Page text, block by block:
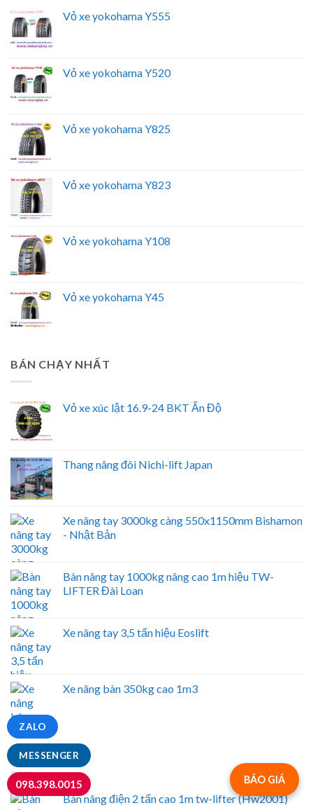
MESSENGER
ZALO
098.398.0015
Vỏ xe yokohama Y555
Vỏ xe yokohama Y520
Vỏ xe yokohama Y825
Vỏ xe yokohama Y823
Vỏ xe yokohama Y108
Vỏ xe yokohama Y45
BÁN CHẠY NHẤT
Vỏ xe xúc lật 16.9-24 BKT Ấn Độ
Thang nâng đôi Nichi-lift Japan
Xe nâng tay 3000kg càng 550x1150mm Bishamon
- Nhật Bản
Bàn nâng tay 1000kg nâng cao 1m hiệu TW-
LIFTER Đài Loan
Xe nâng tay 3,5 tấn hiệu Eoslift
Xe nâng bàn 350kg cao 1m3
NỔI BẬT
Bàn nâng điện 2 tấn cao 1m tw-lifter (Hw2001)
BÁO GIÁ